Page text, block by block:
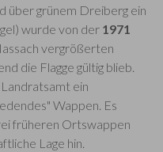
über grünem Dreiberg ein
wurde von der 1971
vergrößerten
die Flagge gültig blieb.
ein
Wappen. Es
früheren Ortswappen
Lage hin.